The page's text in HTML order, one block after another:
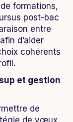
formations,
post-bac
entre
d’aider
cohérents
et gestion
de
de vœux